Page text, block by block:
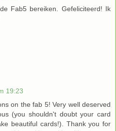
Fab5 bereiken. Gefeliciteerd! Ik
19:23
on the fab 5! Very well deserved
(you shouldn't doubt your card
beautiful cards!). Thank you for